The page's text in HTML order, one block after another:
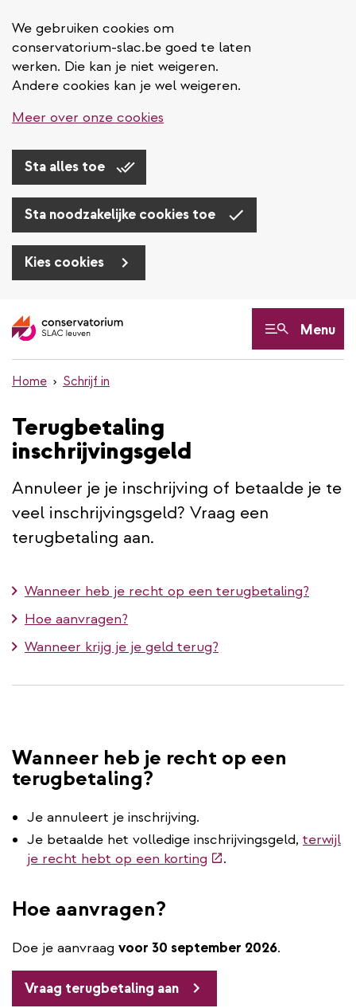
We gebruiken cookies om
conservatorium-slac.be goed te laten
werken. Die kan je niet weigeren.
Andere cookies kan je wel weigeren.
Meer over onze cookies
Sta alles toe
Sta noodzakelijke cookies toe
Kies cookies
en
inhoud
Menu
Home Schrijf in
Terugbetaling
inschrijvingsgeld
Annuleer je je inschrijving of betaalde je te
veel inschrijvingsgeld? Vraag een
terugbetaling aan.
Wanneer heb je recht op een terugbetaling?
Hoe aanvragen?
Wanneer krijg je je geld terug?
Wanneer heb je recht op een
terugbetaling?
Je annuleert je inschrijving.
Je betaalde het volledige inschrijvingsgeld, terwijl
je recht hebt op een korting (externe
.
Hoe aanvragen?
Doe je aanvraag voor 30 september 2026.
Vraag terugbetaling aan